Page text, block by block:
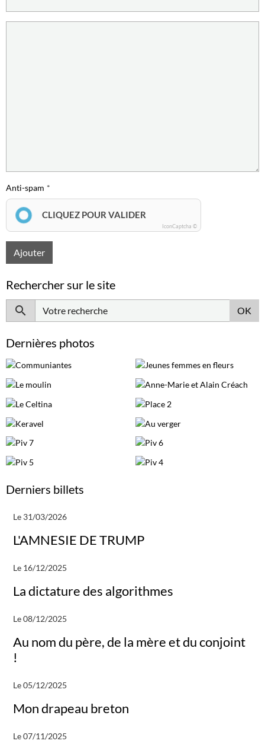
Anti-spam
CLIQUEZ POUR VALIDER
IconCaptcha ©
Ajouter
Rechercher sur le site
OK
Dernières photos
Derniers billets
Le 31/03/2026
L'AMNESIE DE TRUMP
Le 16/12/2025
La dictature des algorithmes
Le 08/12/2025
Au nom du père, de la mère et du conjoint
!
Le 05/12/2025
Mon drapeau breton
Le 07/11/2025